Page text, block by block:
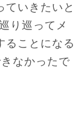
ていきたいと
り巡ってメ
ることになる
なかったで